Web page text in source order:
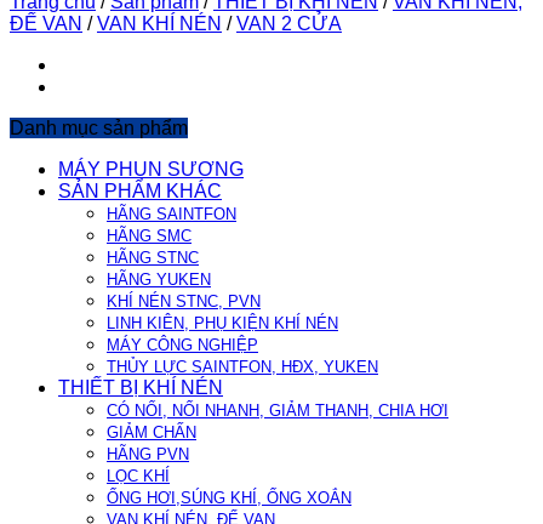
ĐẾ VAN / VAN KHÍ NÉN / VAN 2 CỬA
Danh mục sản phẩm
MÁY PHUN SƯƠNG
SẢN PHẨM KHÁC
HÃNG SAINTFON
HÃNG SMC
HÃNG STNC
HÃNG YUKEN
KHÍ NÉN STNC, PVN
LINH KIÊN, PHỤ KIỆN KHÍ NÉN
MÁY CÔNG NGHIỆP
THỦY LỰC SAINTFON, HĐX, YUKEN
THIẾT BỊ KHÍ NÉN
CÓ NỐI, NỐI NHANH, GIẢM THANH, CHIA HƠI
GIẢM CHẤN
HÃNG PVN
LỌC KHÍ
ỐNG HƠI,SÚNG KHÍ, ỐNG XOẮN
VAN KHÍ NÉN, ĐẾ VAN